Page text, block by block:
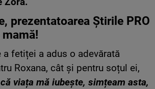
prezentatoarea Știrile PRO
a fetiței a adus o adevărată
Roxana, cât și pentru soțul ei,
viața mă iubește, simțeam asta,